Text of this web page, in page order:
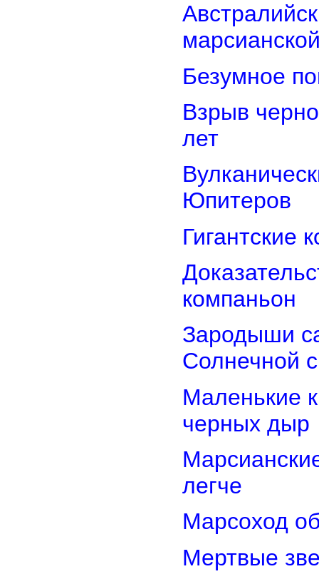
Безумное
Взрыв
лет
Юпитеров
Гигантские
компаньон
Зародыши
Солнечной
Маленькие
черных дыр
легче
Марсоход
Мертвые